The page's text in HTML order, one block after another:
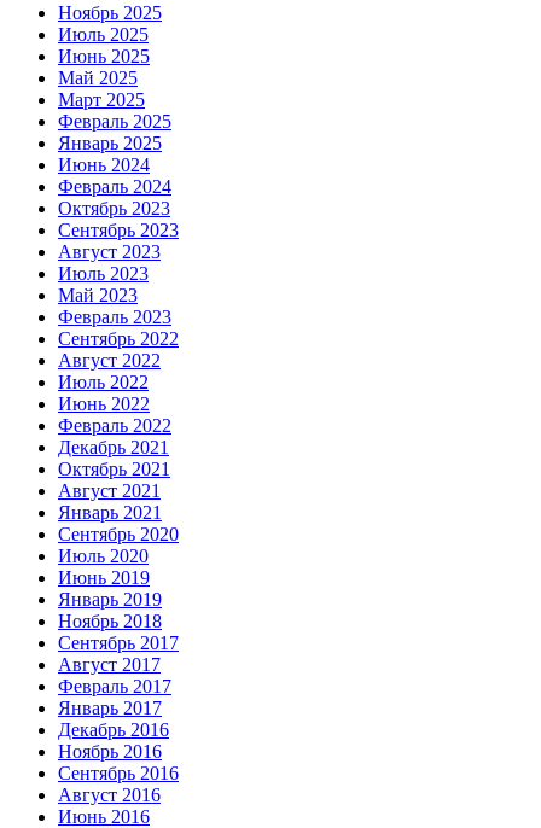
Ноябрь 2025
Июль 2025
Июнь 2025
Май 2025
Март 2025
Февраль 2025
Январь 2025
Июнь 2024
Февраль 2024
Октябрь 2023
Сентябрь 2023
Август 2023
Июль 2023
Май 2023
Февраль 2023
Сентябрь 2022
Август 2022
Июль 2022
Июнь 2022
Февраль 2022
Декабрь 2021
Октябрь 2021
Август 2021
Январь 2021
Сентябрь 2020
Июль 2020
Июнь 2019
Январь 2019
Ноябрь 2018
Сентябрь 2017
Август 2017
Февраль 2017
Январь 2017
Декабрь 2016
Ноябрь 2016
Сентябрь 2016
Август 2016
Июнь 2016